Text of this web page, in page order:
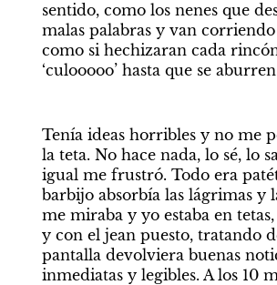
sentido, como los nenes que
malas palabras y van
como si hechizaran cada
‘culooooo’ hasta que se
Tenía ideas horribles y no me
la teta. No hace nada, lo sé, lo
igual me frustró. Todo era
barbijo absorbía las lágrimas y
me miraba y yo estaba en
y con el jean puesto, tratando
pantalla devolviera buenas
inmediatas y legibles. A los 10